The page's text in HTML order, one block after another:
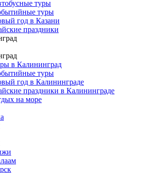
туры
туры
год в Казани
праздники
в Калининград
туры
год в Калининграде
праздники в Калининграде
на море